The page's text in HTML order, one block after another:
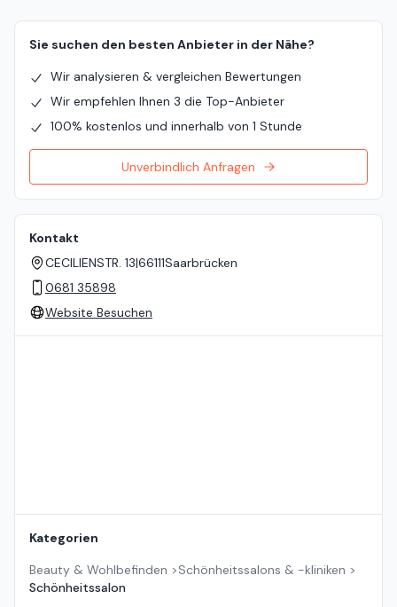
Sie suchen den besten Anbieter in der Nähe?
Wir analysieren & vergleichen Bewertungen
Wir empfehlen Ihnen 3 die Top-Anbieter
100% kostenlos und innerhalb von 1 Stunde
Unverbindlich Anfragen
Kontakt
CECILIENSTR. 13|66111Saarbrücken
0681 35898
Website Besuchen
Kategorien
Beauty & Wohlbefinden >Schönheitssalons & -kliniken >
Schönheitssalon